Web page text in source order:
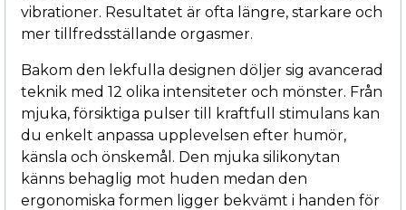
vibrationer. Resultatet är ofta längre, starkare och
mer tillfredsställande orgasmer.
Bakom den lekfulla designen döljer sig avancerad
teknik med 12 olika intensiteter och mönster. Från
mjuka, försiktiga pulser till kraftfull stimulans kan
du enkelt anpassa upplevelsen efter humör,
känsla och önskemål. Den mjuka silikonytan
känns behaglig mot huden medan den
ergonomiska formen ligger bekvämt i handen för